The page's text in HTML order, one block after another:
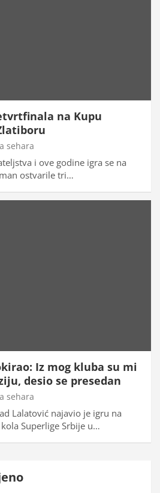
na Kupu
sehara
i ove godine igra se na
ostvarile tri…
Iz mog kluba su mi
desio se presedan
sehara
Lalatović najavio je igru na
Superlige Srbije u…